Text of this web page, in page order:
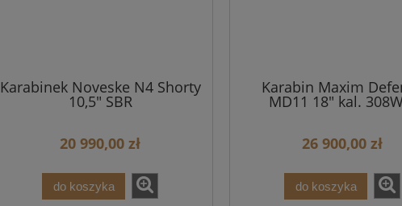
Karabinek Noveske N4 Shorty
10,5" SBR
20 990,00 zł
do koszyka
Karabin Maxim
MD11 18" kal.
26 900,00 zł
do koszyka